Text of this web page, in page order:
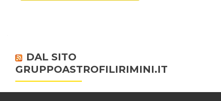
DAL SITO
GRUPPOASTROFILIRIMINI.IT